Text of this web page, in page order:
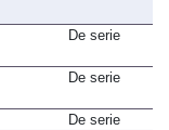
De serie
De serie
De serie